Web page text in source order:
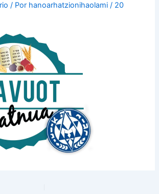
/ Por hanoarhatzionihaolami/ 20